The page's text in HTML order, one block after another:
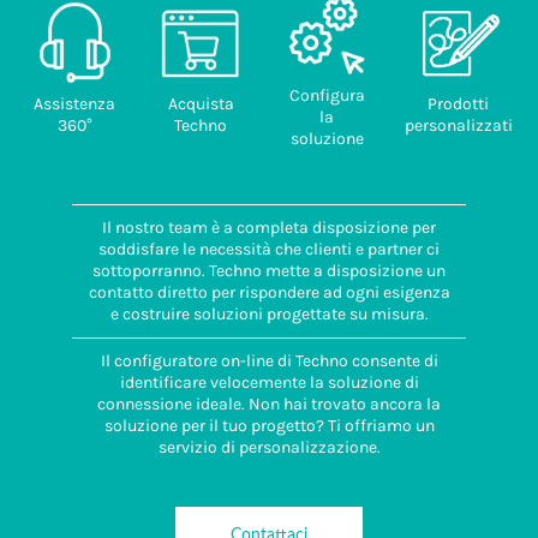
Assistenza
360°
Acquista
Techno
Configura
la
soluzione
Prodotti
personalizzati
Il nostro team è a completa disposizione per
soddisfare le necessità che clienti e partner ci
sottoporranno. Techno mette a disposizione un
contatto diretto per rispondere ad ogni esigenza
e costruire soluzioni progettate su misura.
Il configuratore on-line di Techno consente di
identificare velocemente la soluzione di
connessione ideale. Non hai trovato ancora la
soluzione per il tuo progetto? Ti offriamo un
servizio di personalizzazione.